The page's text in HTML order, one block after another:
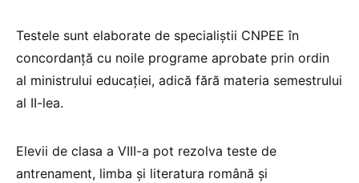
Testele sunt elaborate de specialiștii CNPEE în
concordanță cu noile programe aprobate prin ordin
al ministrului educației, adică fără materia semestrului
al II-lea.
Elevii de clasa a VIII-a pot rezolva teste de
antrenament, limba și literatura română și